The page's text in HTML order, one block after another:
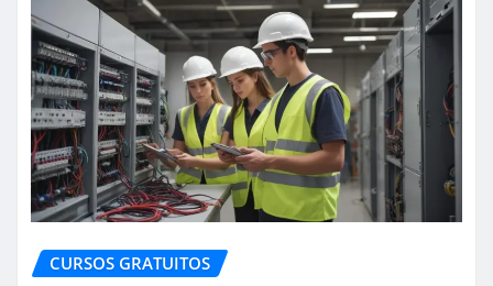
CURSOS GRATUITOS